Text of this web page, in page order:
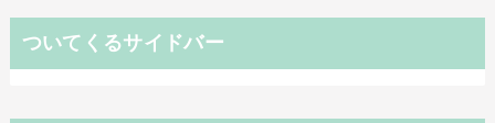
ついてくるサイドバー